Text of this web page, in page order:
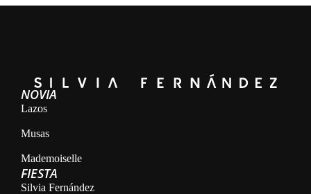
Alternative:
NOVIA
Lazos
Musas
Mademoiselle
FIESTA
Silvia Fernández